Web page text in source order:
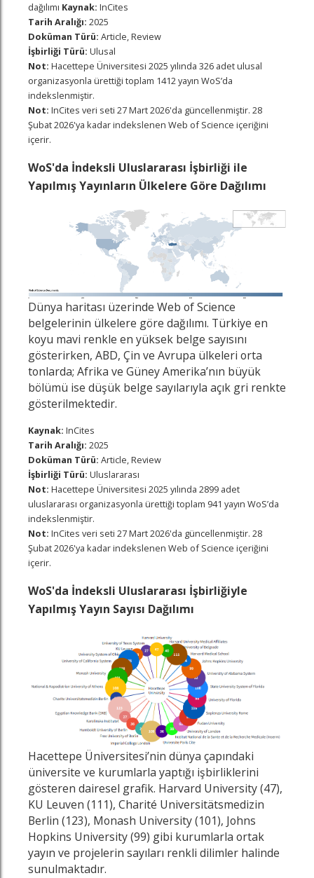
dağılımı Kaynak: InCites
Tarih Aralığı: 2025
Doküman Türü: Article, Review
İşbirliği Türü: Ulusal
Not: Hacettepe Üniversitesi 2025 yılında 326 adet ulusal
organizasyonla ürettiği toplam 1412 yayın WoS’da
indekslenmiştir.
Not: InCites veri seti 27 Mart 2026'da güncellenmiştir. 28
Şubat 2026'ya kadar indekslenen Web of Science içeriğini
içerir.
WoS'da İndeksli Uluslararası İşbirliği ile
Yapılmış Yayınların Ülkelere Göre Dağılımı
Dünya haritası üzerinde Web of Science
belgelerinin ülkelere göre dağılımı. Türkiye en
koyu mavi renkle en yüksek belge sayısını
gösterirken, ABD, Çin ve Avrupa ülkeleri orta
tonlarda; Afrika ve Güney Amerika’nın büyük
bölümü ise düşük belge sayılarıyla açık gri renkte
gösterilmektedir.
Kaynak: InCites
Tarih Aralığı: 2025
Doküman Türü: Article, Review
İşbirliği Türü: Uluslararası
Not: Hacettepe Üniversitesi 2025 yılında 2899 adet
uluslararası organizasyonla ürettiği toplam 941 yayın WoS’da
indekslenmiştir.
Not: InCites veri seti 27 Mart 2026'da güncellenmiştir. 28
Şubat 2026'ya kadar indekslenen Web of Science içeriğini
içerir.
WoS'da İndeksli Uluslararası İşbirliğiyle
Yapılmış Yayın Sayısı Dağılımı
Hacettepe Üniversitesi’nin dünya çapındaki
üniversite ve kurumlarla yaptığı işbirliklerini
gösteren dairesel grafik. Harvard University (47),
KU Leuven (111), Charité Universitätsmedizin
Berlin (123), Monash University (101), Johns
Hopkins University (99) gibi kurumlarla ortak
yayın ve projelerin sayıları renkli dilimler halinde
sunulmaktadır.